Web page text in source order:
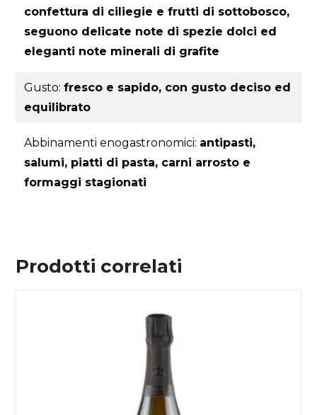
confettura di ciliegie e frutti di sottobosco,
seguono delicate note di spezie dolci ed
eleganti note minerali di grafite
Gusto:fresco e sapido, con gusto deciso ed
equilibrato
Abbinamenti enogastronomici: antipasti,
salumi, piatti di pasta, carni arrosto e
formaggi stagionati
Prodotti correlati